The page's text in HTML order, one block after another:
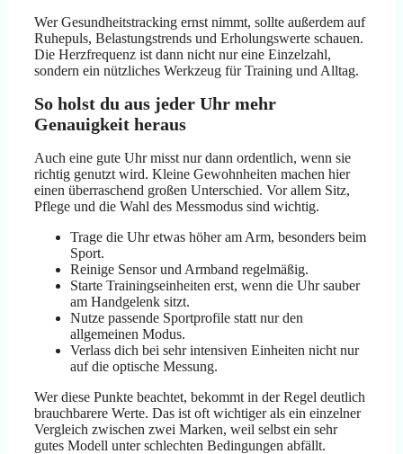
Wer Gesundheitstracking ernst nimmt, sollte außerdem auf
Ruhepuls, Belastungstrends und Erholungswerte schauen.
Die Herzfrequenz ist dann nicht nur eine Einzelzahl,
sondern ein nützliches Werkzeug für Training und Alltag.
So holst du aus jeder Uhr mehr
Genauigkeit heraus
Auch eine gute Uhr misst nur dann ordentlich, wenn sie
richtig genutzt wird. Kleine Gewohnheiten machen hier
einen überraschend großen Unterschied. Vor allem Sitz,
Pflege und die Wahl des Messmodus sind wichtig.
Trage die Uhr etwas höher am Arm, besonders beim
Sport.
Reinige Sensor und Armband regelmäßig.
Starte Trainingseinheiten erst, wenn die Uhr sauber
am Handgelenk sitzt.
Nutze passende Sportprofile statt nur den
allgemeinen Modus.
Verlass dich bei sehr intensiven Einheiten nicht nur
auf die optische Messung.
Wer diese Punkte beachtet, bekommt in der Regel deutlich
brauchbarere Werte. Das ist oft wichtiger als ein einzelner
Vergleich zwischen zwei Marken, weil selbst ein sehr
gutes Modell unter schlechten Bedingungen abfällt.